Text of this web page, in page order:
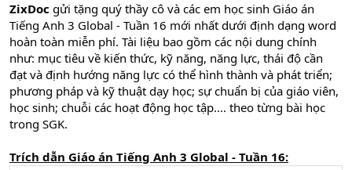
ZixDoc gửi tặng quý thầy cô và các em học sinh Giáo án
Tiếng Anh 3 Global - Tuần 16 mới nhất dưới định dạng word
hoàn toàn miễn phí. Tài liệu bao gồm các nội dung chính
như: mục tiêu về kiến thức, kỹ năng, năng lực, thái độ cần
đạt và định hướng năng lực có thể hình thành và phát triển;
phương pháp và kỹ thuật dạy học; sự chuẩn bị của giáo viên,
học sinh; chuỗi các hoạt động học tập.... theo từng bài học
trong SGK.
Trích dẫn Giáo án Tiếng Anh 3 Global - Tuần 16: